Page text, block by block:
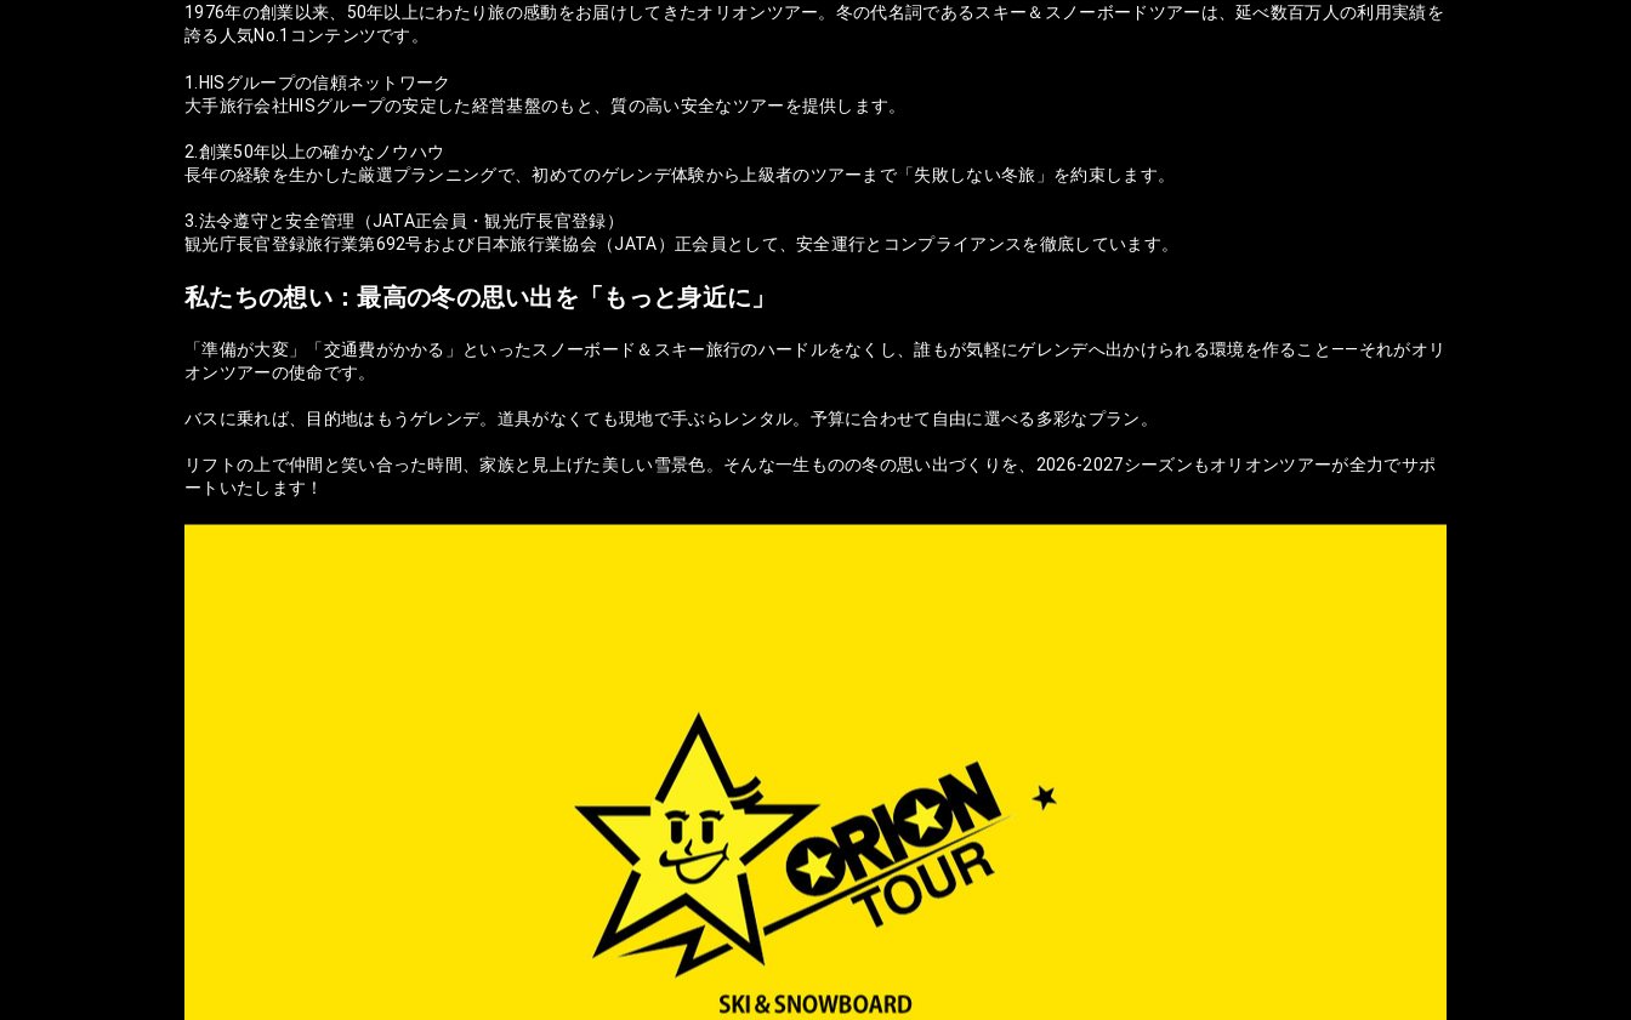
1976年の創業以来、50年以上にわたり旅の感動をお届けしてきたオリオンツアー。冬の代名詞であるスキー＆スノーボードツアーは、延べ数百万人の利用実績を
誇る人気No.1コンテンツです。
1.HISグループの信頼ネットワーク
大手旅行会社HISグループの安定した経営基盤のもと、質の高い安全なツアーを提供します。
2.創業50年以上の確かなノウハウ
長年の経験を生かした厳選プランニングで、初めてのゲレンデ体験から上級者のツアーまで「失敗しない冬旅」を約束します。
3.法令遵守と安全管理（JATA正会員・観光庁長官登録）
観光庁長官登録旅行業第692号および日本旅行業協会（JATA）正会員として、安全運行とコンプライアンスを徹底しています。
私たちの想い：最高の冬の思い出を「もっと身近に」
「準備が大変」「交通費がかかる」といったスノーボード＆スキー旅行のハードルをなくし、誰もが気軽にゲレンデへ出かけられる環境を作ること——それがオリ
オンツアーの使命です。
バスに乗れば、目的地はもうゲレンデ。道具がなくても現地で手ぶらレンタル。予算に合わせて自由に選べる多彩なプラン。
リフトの上で仲間と笑い合った時間、家族と見上げた美しい雪景色。そんな一生ものの冬の思い出づくりを、2026-2027シーズンもオリオンツアーが全力でサポ
ートいたします！